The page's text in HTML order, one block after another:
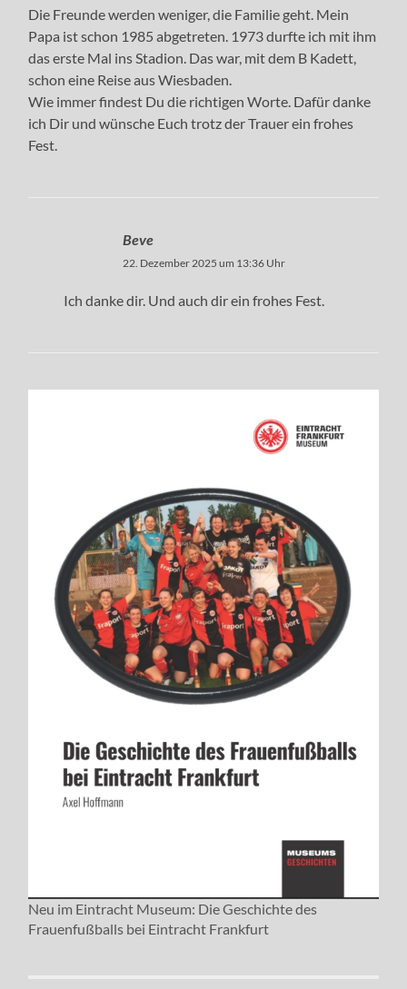
Die Freunde werden weniger, die Familie geht. Mein
Papa ist schon 1985 abgetreten. 1973 durfte ich mit ihm
das erste Mal ins Stadion. Das war, mit dem B Kadett,
schon eine Reise aus Wiesbaden.
Wie immer findest Du die richtigen Worte. Dafür danke
ich Dir und wünsche Euch trotz der Trauer ein frohes
Fest.
Beve
22. Dezember 2025 um 13:36 Uhr
Ich danke dir. Und auch dir ein frohes Fest.
Neu im Eintracht Museum: Die Geschichte des
Frauenfußballs bei Eintracht Frankfurt